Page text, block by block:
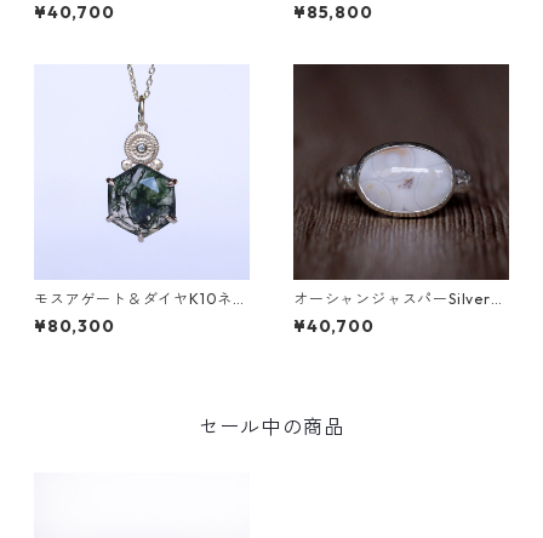
¥40,700
4]
¥85,800
モスアゲート＆ダイヤK10ネッ
クレス DAHMA(ダーマ) [D01
7]
¥80,300
オーシャンジャスパーSilverリ
ング EPA(エパ）[E001]
¥40,700
セール中の商品